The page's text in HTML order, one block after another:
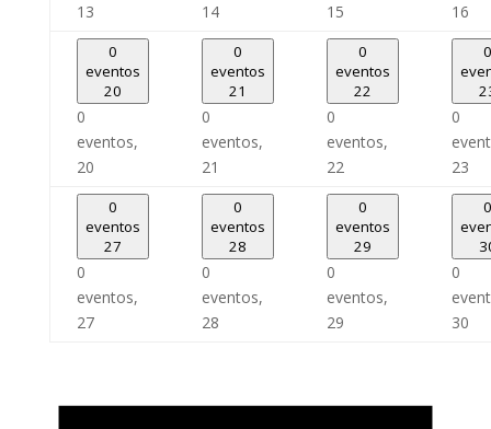
13
14
15
16
0
eventos
20
0
eventos,
20
0
eventos
21
0
eventos,
21
0
eventos
22
0
eventos,
22
0
0
23
0
eventos
27
0
eventos,
27
0
eventos
28
0
eventos,
28
0
eventos
29
0
eventos,
29
0
0
30